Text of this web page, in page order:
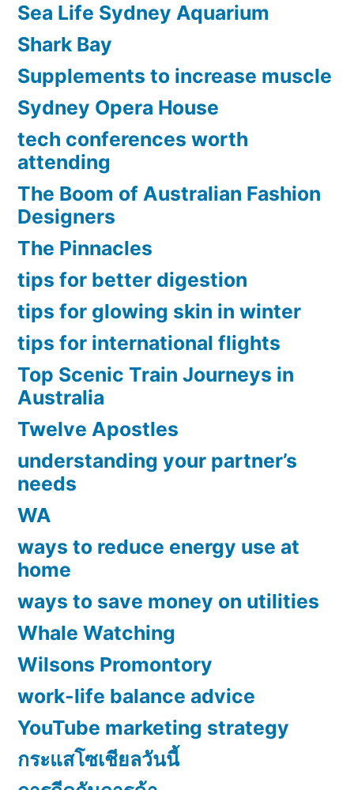
Sea Life Sydney Aquarium
Shark Bay
Supplements to increase muscle
Sydney Opera House
tech conferences worth
attending
The Boom of Australian Fashion
Designers
The Pinnacles
tips for better digestion
tips for glowing skin in winter
tips for international flights
Top Scenic Train Journeys in
Australia
Twelve Apostles
understanding your partner’s
needs
WA
ways to reduce energy use at
home
ways to save money on utilities
Whale Watching
Wilsons Promontory
work-life balance advice
YouTube marketing strategy
กระแสโซเชียลวันนี้